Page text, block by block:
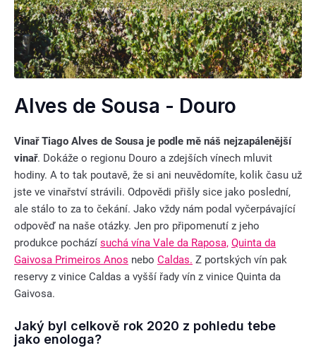
Alves de Sousa - Douro
Vinař Tiago Alves de Sousa je podle mě náš nejzapálenější
vinař. Dokáže o regionu Douro a zdejších vínech mluvit
hodiny. A to tak poutavě, že si ani neuvědomíte, kolik času už
jste ve vinařství strávili. Odpovědi přišly sice jako poslední,
ale stálo to za to čekání. Jako vždy nám podal vyčerpávající
odpověď na naše otázky. Jen pro připomenutí z jeho
produkce pochází suchá vína Vale da Raposa, Quinta da
Gaivosa Primeiros Anos nebo Caldas. Z portských vín pak
reservy z vinice Caldas a vyšší řady vín z vinice Quinta da
Gaivosa.
Jaký byl celkově rok 2020 z pohledu tebe
jako enologa?